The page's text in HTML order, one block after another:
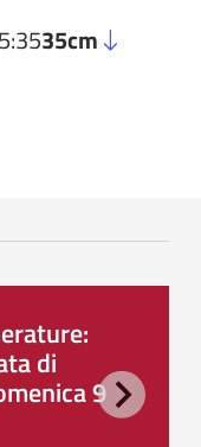
35cm
di
9